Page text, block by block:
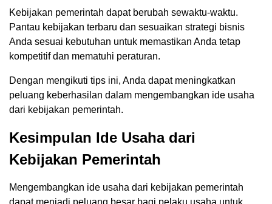
Kebijakan pemerintah dapat berubah sewaktu-waktu.
Pantau kebijakan terbaru dan sesuaikan strategi bisnis
Anda sesuai kebutuhan untuk memastikan Anda tetap
kompetitif dan mematuhi peraturan.
Dengan mengikuti tips ini, Anda dapat meningkatkan
peluang keberhasilan dalam mengembangkan ide usaha
dari kebijakan pemerintah.
Kesimpulan Ide Usaha dari
Kebijakan Pemerintah
Mengembangkan ide usaha dari kebijakan pemerintah